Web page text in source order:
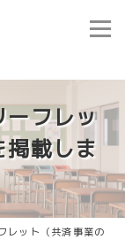
ーフレッ
載しま
レット（共済事業の